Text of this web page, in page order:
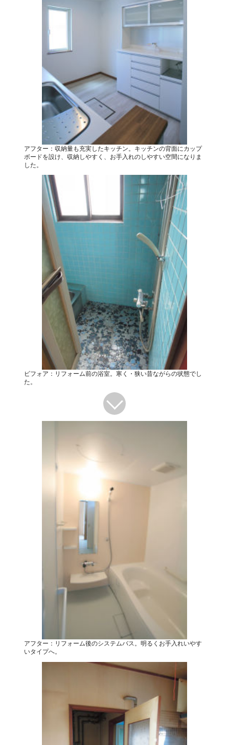
アフター：収納量も充実したキッチン。キッチンの背面にカップ
ボードを設け、収納しやすく、お手入れのしやすい空間になりま
した。
ビフォア：リフォーム前の浴室。寒く・狭い昔ながらの状態でし
た。
アフター：リフォーム後のシステムバス。明るくお手入れいやす
いタイプへ。